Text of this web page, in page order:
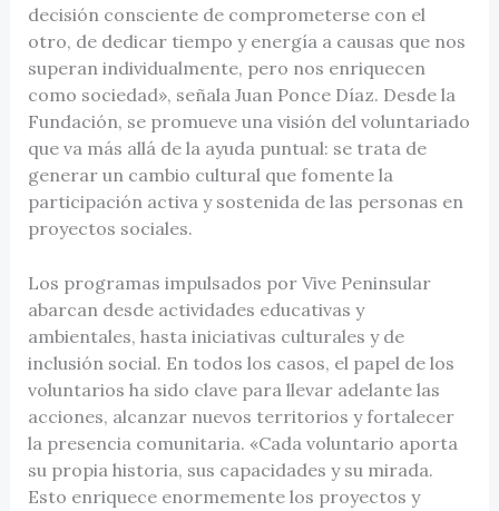
decisión consciente de comprometerse con el
otro, de dedicar tiempo y energía a causas que nos
superan individualmente, pero nos enriquecen
como sociedad», señala Juan Ponce Díaz. Desde la
Fundación, se promueve una visión del voluntariado
que va más allá de la ayuda puntual: se trata de
generar un cambio cultural que fomente la
participación activa y sostenida de las personas en
proyectos sociales.
Los programas impulsados por Vive Peninsular
abarcan desde actividades educativas y
ambientales, hasta iniciativas culturales y de
inclusión social. En todos los casos, el papel de los
voluntarios ha sido clave para llevar adelante las
acciones, alcanzar nuevos territorios y fortalecer
la presencia comunitaria. «Cada voluntario aporta
su propia historia, sus capacidades y su mirada.
Esto enriquece enormemente los proyectos y